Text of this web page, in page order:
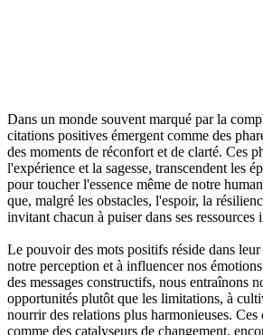
Dans un monde souvent marqué par la
citations positives émergent comme des
des moments de réconfort et de clarté. Ces
l'expérience et la sagesse, transcendent les
pour toucher l'essence même de notre
que, malgré les obstacles, l'espoir, la
invitant chacun à puiser dans ses ressources
Le pouvoir des mots positifs réside dans
notre perception et à influencer nos
des messages constructifs, nous entraînons
opportunités plutôt que les limitations, à
nourrir des relations plus harmonieuses. Ces
comme des catalyseurs de changement,